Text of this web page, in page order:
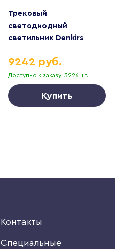
Трековый
светодиодный
светильник Denkirs
Доступно к заказу: 3226 шт.
9242 руб.
Купить
Контакты
Специальные